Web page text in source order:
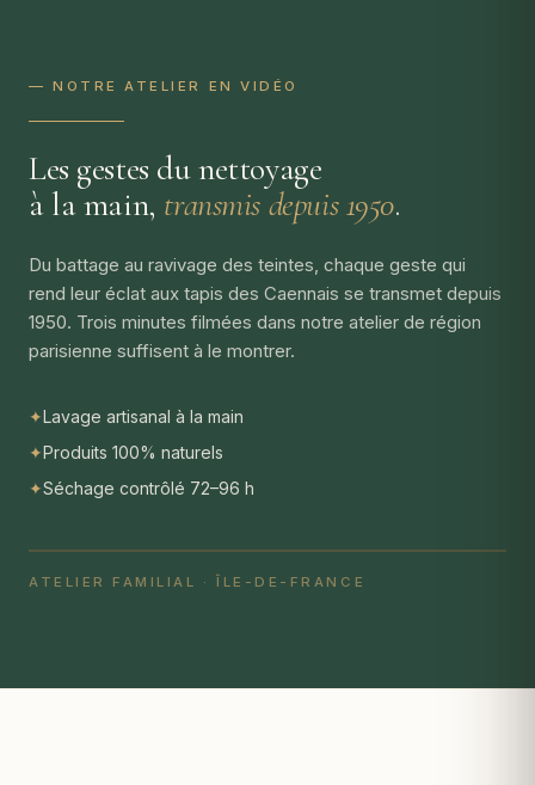
— NOTRE ATELIER EN VIDÉO
Les gestes du nettoyage
à la main, transmis depuis 1950.
Du battage au ravivage des teintes, chaque geste qui
rend leur éclat aux tapis des Caennais se transmet depuis
1950. Trois minutes filmées dans notre atelier de région
parisienne suffisent à le montrer.
✦Lavage artisanal à la main
✦Produits 100% naturels
✦Séchage contrôlé 72–96 h
ATELIER FAMILIAL · ÎLE-DE-FRANCE